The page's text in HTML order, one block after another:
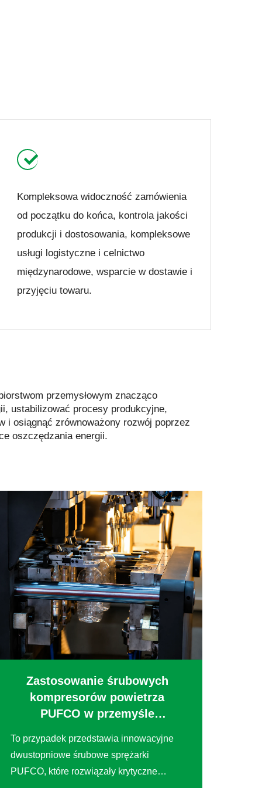
Kompleksowa widoczność zamówienia
od początku do końca, kontrola jakości
produkcji i dostosowania, kompleksowe
usługi logistyczne i celnictwo
międzynarodowe, wsparcie w dostawie i
przyjęciu towaru.
przemysłowym znacząco
ustabilizować procesy produkcyjne,
i osiągnąć zrównoważony rozwój poprzez
oszczędzania energii.
Zastosowanie śrubowych
kompresorów powietrza
PUFCO w przemyśle
To przypadek przedstawia innowacyjne
dwustopniowe śrubowe sprężarki
PUFCO, które rozwiązały krytyczne